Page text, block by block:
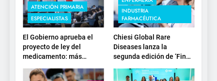
ATENCIÓN PRIMARIA
ESPECIALISTAS
El Gobierno aprueba el
proyecto de ley del
medicamento: más
sostenibilidad, autonomía
estratégica y
INDUSTRIA
FARMACÉUTICA
Chiesi Global Rare
Diseases lanza la
segunda edición de ‘Find
For Rare’ para impulsar la
investigación en